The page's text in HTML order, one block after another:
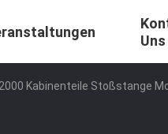
Uns
Kabinenteile Stoßstange